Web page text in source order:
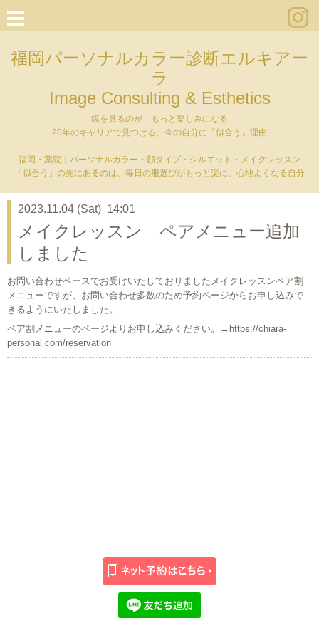
福岡パーソナルカラー診断エルキアー
ラ
Image Consulting & Esthetics
鏡を見るのが、もっと楽しみになる
20年のキャリアで見つける、今の自分に「似合う」理由
福岡・薬院｜パーソナルカラー・顔タイプ・シルエット・メイクレッスン
「似合う」の先にあるのは、毎日の服選びがもっと楽に、心地よくなる自分
2023.11.04 (Sat) 14:01
メイクレッスン ペアメニュー追加
しました
お問い合わせベースでお受けいたしておりましたメイクレッスンペア割
メニューですが、お問い合わせ多数のため予約ページからお申し込みで
きるようにいたしました。
ペア割メニューのページよりお申し込みください。→ https://chiara-
personal.com/reservation